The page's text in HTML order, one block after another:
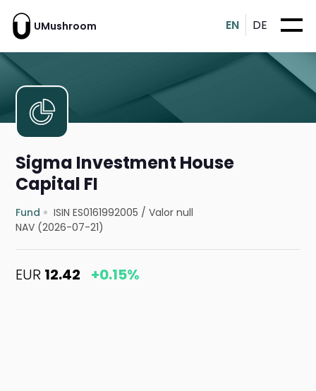
UMushroom EN DE
Sigma Investment House
Capital FI
Fund ISIN ES0161992005 /Valor null
NAV (2026-07-21)
EUR 12.42 +0.15%